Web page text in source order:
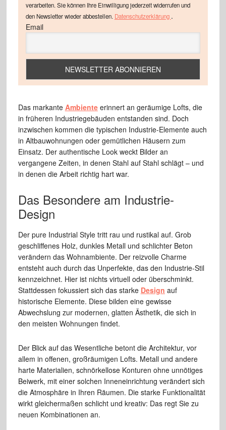
verarbeiten. Sie können Ihre Einwilligung jederzeit widerrufen und
den Newsletter wieder abbestellen. Datenschutzerklärung .
Email
Das markante Ambienteerinnert an geräumige Lofts, die
in früheren Industriegebäuden entstanden sind. Doch
inzwischen kommen die typischen Industrie-Elemente auch
in Altbauwohnungen oder gemütlichen Häusern zum
Einsatz. Der authentische Look weckt Bilder an
vergangene Zeiten, in denen Stahl auf Stahl schlägt – und
in denen die Arbeit richtig hart war.
Das Besondere am Industrie-
Design
Der pure Industrial Style tritt rau und rustikal auf. Grob
geschliffenes Holz, dunkles Metall und schlichter Beton
verändern das Wohnambiente. Der reizvolle Charme
entsteht auch durch das Unperfekte, das den Industrie-Stil
kennzeichnet. Hier ist nichts virtuell oder überschminkt.
Stattdessen fokussiert sich das starke Design auf
historische Elemente. Diese bilden eine gewisse
Abwechslung zur modernen, glatten Ästhetik, die sich in
den meisten Wohnungen findet.
Der Blick auf das Wesentliche betont die Architektur, vor
allem in offenen, großräumigen Lofts. Metall und andere
harte Materialien, schnörkellose Konturen ohne unnötiges
Beiwerk, mit einer solchen Inneneinrichtung verändert sich
die Atmosphäre in Ihren Räumen. Die starke Funktionalität
wirkt gleichermaßen schlicht und kreativ: Das regt Sie zu
neuen Kombinationen an.